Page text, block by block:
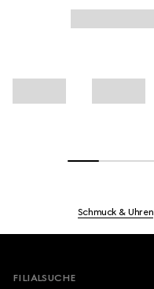
Schmuck & Uhren
FILIALSUCHE